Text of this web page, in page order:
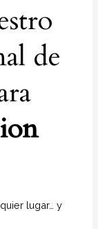
de
lugar… y